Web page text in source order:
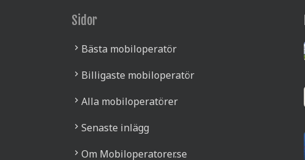
Sidor
Bästa mobiloperatör
Billigaste mobiloperatör
Alla mobiloperatörer
Senaste inlägg
Om Mobiloperatorer.se